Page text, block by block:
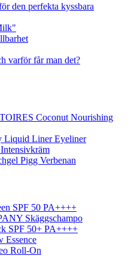
den perfekta kyssbara
varför får man det?
Coconut Nourishing
Liner Eyeliner
Pigg Verbenan
SPF 50 PA++++
Skäggschampo
SPF 50+ PA++++
Essence
Roll-On